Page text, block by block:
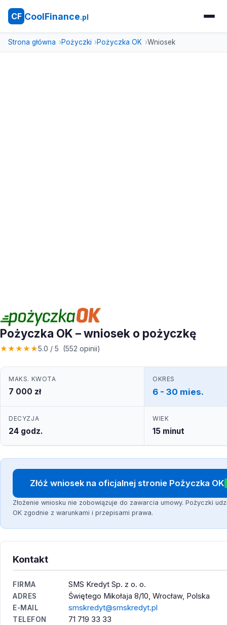
CF CoolFinance.pl
Strona główna Pożyczki Pożyczka OK Wniosek
Pożyczka OK – wniosek o pożyczkę
★★★★★5.0 / 5 (552 opinii)
MAKS. KWOTA
7 000 zł
OKRES
6 - 30 mies.
DECYZJA
24 godz.
WIEK
15 minut
Złóż wniosek na oficjalnej stronie Pożyczka OK
Złożenie wniosku nie zobowiązuje do zawarcia umowy. Pożyczki
OK zgodnie z warunkami i przepisami prawa.
Kontakt
FIRMA SMS Kredyt Sp. z o. o.
ADRES Świętego Mikołaja 8/10, Wrocław, Polska
E-MAIL smskredyt@smskredyt.pl
TELEFON 71 719 33 33